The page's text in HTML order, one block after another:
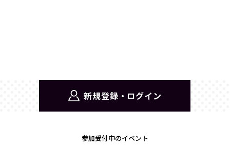
新規登録・ログイン
参加受付中のイベント